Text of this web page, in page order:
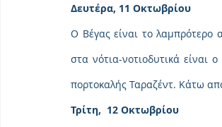
Δευτέρα, 11 Οκτωβρίου
Ο Βέγας είναι το λαμπρότερο
στα νότια-νοτιοδυτικά είναι
πορτοκαλής Ταραζέντ. Κάτω
Τρίτη,  12 Οκτωβρίου